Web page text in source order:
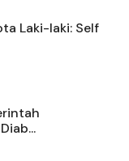
Laki-laki: Self